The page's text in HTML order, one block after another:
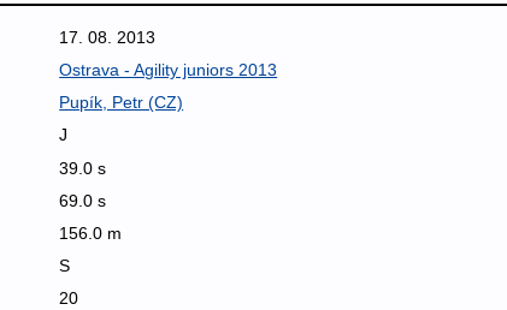
17. 08. 2013
Ostrava - Agility juniors 2013
Pupík, Petr (CZ)
J
39.0 s
69.0 s
156.0 m
S
20